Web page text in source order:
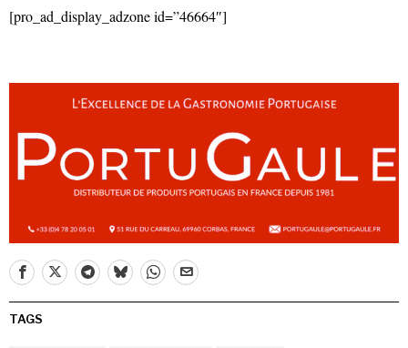
[pro_ad_display_adzone id=”46664″]
TAGS